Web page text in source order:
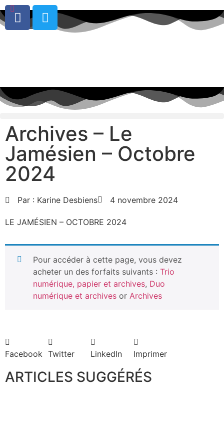
0
Archives – Le
Jamésien – Octobre
2024
Par : Karine Desbiens 4 novembre 2024
LE JAMÉSIEN – OCTOBRE 2024
Pour accéder à cette page, vous devez
acheter un des forfaits suivants : Trio
numérique, papier et archives, Duo
numérique et archives or Archives
Facebook Twitter LinkedIn Imprimer
ARTICLES SUGGÉRÉS